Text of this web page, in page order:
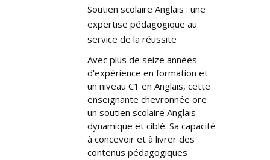
Soutien scolaire Anglais : une
expertise pédagogique au
service de la réussite
Avec plus de seize années
d'expérience en formation et
un niveau C1 en Anglais, cette
enseignante chevronnée offre
un soutien scolaire Anglais
dynamique et ciblé. Sa capacité
à concevoir et à livrer des
contenus pédagogiques